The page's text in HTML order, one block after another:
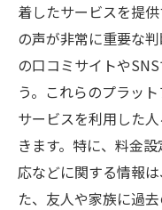
着したサービスを提
の声が非常に重要な
の口コミサイトや
う。これらのプラッ
サービスを利用した
きます。特に、料金
応などに関する情報
た、友人や家族に過